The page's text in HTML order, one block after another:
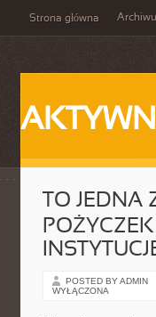
Strona główna
TO JEDNA
POSTED BY ADMIN
WYŁĄCZONA